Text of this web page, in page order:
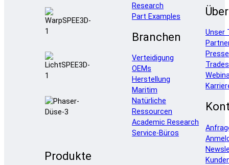
Produkte
Research
Part Examples
Branchen
Verteidigung
OEMs
Herstellung
Maritim
Natürliche
Ressourcen
Academic Research
Service-Büros
Über
Unser